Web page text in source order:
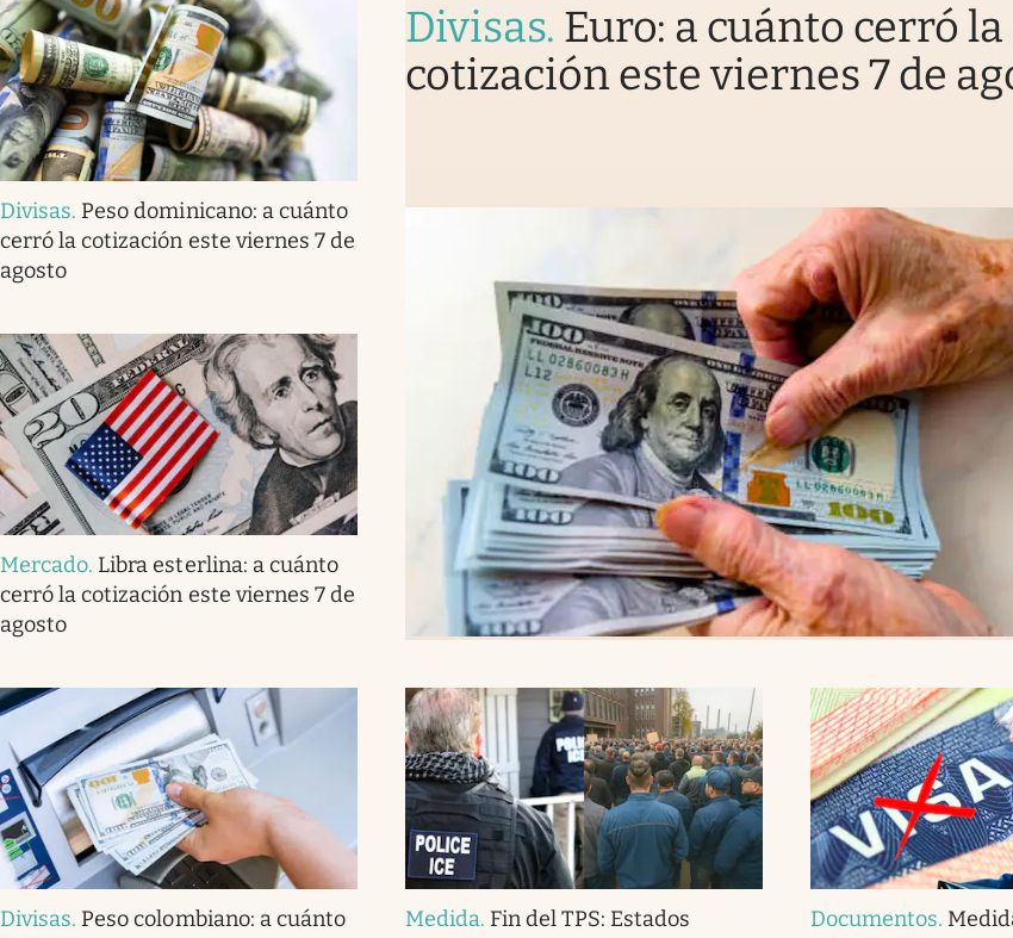
Divisas. Peso dominicano: a cuánto
cerró la cotización este viernes 7 de
agosto
Divisas. Euro: a cuánto cerró la
cotización este viernes 7 de
Mercado. Libra esterlina: a cuánto
cerró la cotización este viernes 7 de
agosto
Divisas. Peso colombiano: a cuánto
Medida. Fin del TPS: Estados
Documentos.